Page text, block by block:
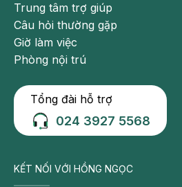
Trung tâm trợ giúp
Câu hỏi thường gặp
Giờ làm việc
Phòng nội trú
Tổng đài hỗ trợ
024 3927 5568
KẾT NỐI VỚI HỒNG NGỌC